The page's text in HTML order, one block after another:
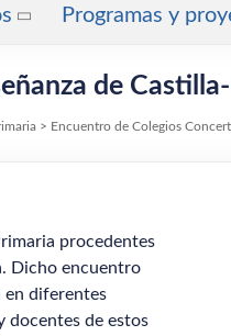
Programas y
de
> Encuentro de Colegios
procedentes
Dicho encuentro
en diferentes
docentes de estos